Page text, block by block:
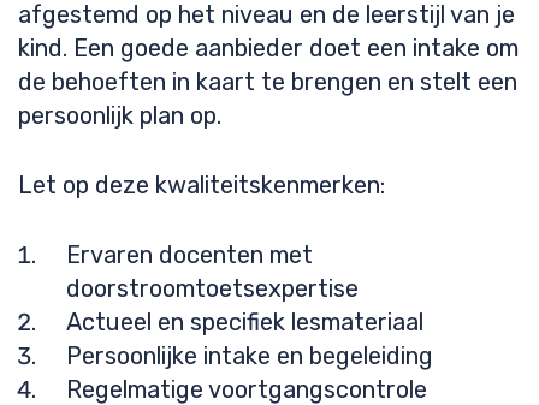
afgestemd op het niveau en de leerstijl van je
kind. Een goede aanbieder doet een intake om
de behoeften in kaart te brengen en stelt een
persoonlijk plan op.
Let op deze kwaliteitskenmerken:
Ervaren docenten met
doorstroomtoetsexpertise
Actueel en specifiek lesmateriaal
Persoonlijke intake en begeleiding
Regelmatige voortgangscontrole